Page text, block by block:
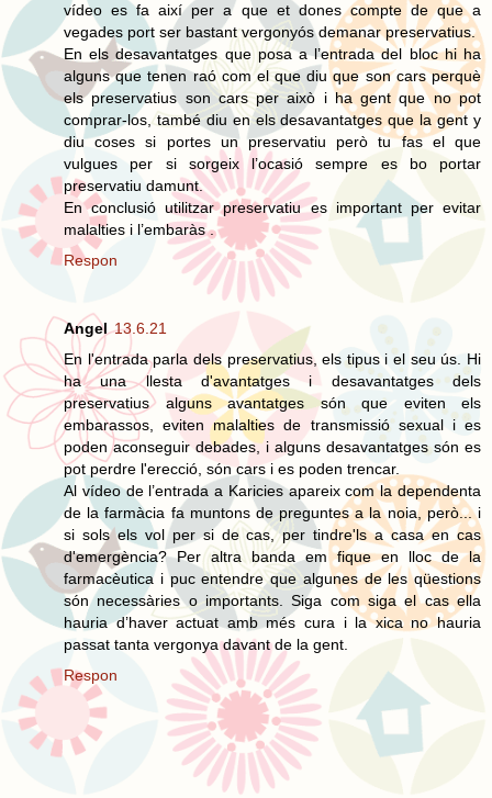
vídeo es fa així per a que et dones compte de que a
vegades port ser bastant vergonyós demanar preservatius.
En els desavantatges que posa a l’entrada del bloc hi ha
alguns que tenen raó com el que diu que son cars perquè
els preservatius son cars per això i ha gent que no pot
comprar-los, també diu en els desavantatges que la gent y
diu coses si portes un preservatiu però tu fas el que
vulgues per si sorgeix l’ocasió sempre es bo portar
preservatiu damunt.
En conclusió utilitzar preservatiu es important per evitar
malalties i l’embaràs .
Respon
Angel 13.6.21
En l'entrada parla dels preservatius, els tipus i el seu ús. Hi
ha una llesta d'avantatges i desavantatges dels
preservatius alguns avantatges són que eviten els
embarassos, eviten malalties de transmissió sexual i es
poden aconseguir debades, i alguns desavantatges són es
pot perdre l'erecció, són cars i es poden trencar.
Al vídeo de l’entrada a Karicies apareix com la dependenta
de la farmàcia fa muntons de preguntes a la noia, però... i
si sols els vol per si de cas, per tindre'ls a casa en cas
d'emergència? Per altra banda em fique en lloc de la
farmacèutica i puc entendre que algunes de les qüestions
són necessàries o importants. Siga com siga el cas ella
hauria d’haver actuat amb més cura i la xica no hauria
passat tanta vergonya davant de la gent.
Respon